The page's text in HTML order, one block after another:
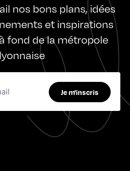
nos bons plans, idées
et inspirations
fond de la métropole
lyonnaise
Je m'inscris